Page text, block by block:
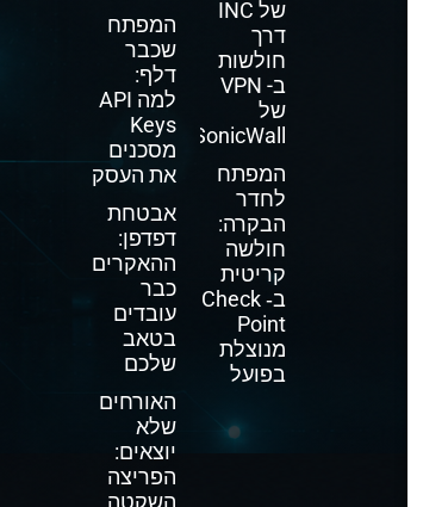
של INC
דרך
חולשות
ב- VPN
של
SonicWall
המפתח
לחדר
הבקרה:
חולשה
קריטית
ב‑ Check
Point
מנוצלת
בפועל
המפתח
שכבר
דלף:
למה API
Keys
מסכנים
את העסק
אבטחת
דפדפן:
ההאקרים
כבר
עובדים
בטאב
שלכם
האורחים
שלא
יוצאים:
הפריצה
השקטה